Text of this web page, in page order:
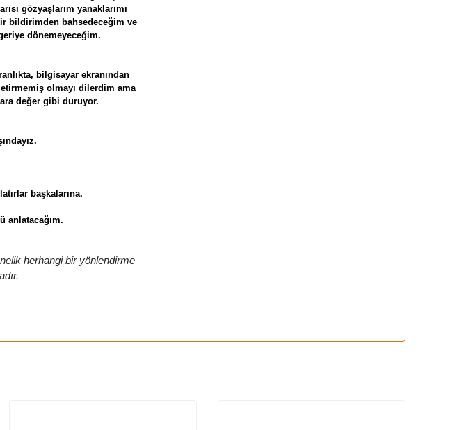
gözyaşlarım yanaklarımı
bildirimden bahsedeceğim ve
dönemeyeceğim.
bilgisayar ekranından
olmayı dilerdim ama
değer gibi duruyor.
başkalarına.
anlatacağım.
herhangi bir yönlendirme